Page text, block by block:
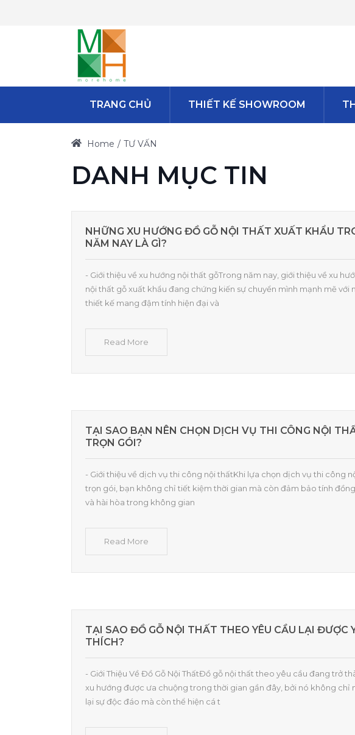
TRANG CHỦ THIẾT KẾ SHOWROOM
Home TƯ VẤN
DANH MỤC TIN
NHỮNG XU HƯỚNG ĐỒ GỖ NỘI THẤT XUẤT KHẨU
NĂM NAY LÀ GÌ?
- Giới thiệu về xu hướng nội thất gỗTrong năm nay, giới thiệu về xu
nội thất gỗ xuất khẩu đang chứng kiến sự chuyển mình mạnh mẽ với
thiết kế mang đậm tính hiện đại và
Read More
TẠI SAO BẠN NÊN CHỌN DỊCH VỤ THI CÔNG NỘI
TRỌN GÓI?
- Giới thiệu về dịch vụ thi công nội thấtKhi lựa chọn dịch vụ thi công
trọn gói, bạn không chỉ tiết kiệm thời gian mà còn đảm bảo tính
và hài hòa trong không gian
Read More
TẠI SAO ĐỒ GỖ NỘI THẤT THEO YÊU CẦU LẠI ĐƯỢC
THÍCH?
- Giới Thiệu Về Đồ Gỗ Nội ThấtĐồ gỗ nội thất theo yêu cầu đang trở
xu hướng được ưa chuộng trong thời gian gần đây, bởi nó không chỉ
lại sự độc đáo mà còn thể hiện cá t